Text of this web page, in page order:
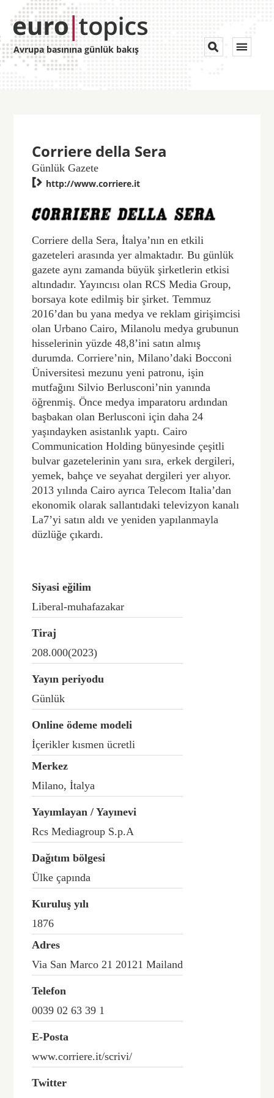
Avrupa basınına günlük bakış Toggle


Corriere della Sera
Günlük Gazete
 http://www.corriere.it
Corriere della Sera, İtalya’nın en etkili
gazeteleri arasında yer almaktadır. Bu günlük
gazete aynı zamanda büyük şirketlerin etkisi
altındadır. Yayıncısı olan RCS Media Group,
borsaya kote edilmiş bir şirket. Temmuz
2016’dan bu yana medya ve reklam girişimcisi
olan Urbano Cairo, Milanolu medya grubunun
hisselerinin yüzde 48,8’ini satın almış
durumda. Corriere’nin, Milano’daki Bocconi
Üniversitesi mezunu yeni patronu, işin
mutfağını Silvio Berlusconi’nin yanında
öğrenmiş. Önce medya imparatoru ardından
başbakan olan Berlusconi için daha 24
yaşındayken asistanlık yaptı. Cairo
Communication Holding bünyesinde çeşitli
bulvar gazetelerinin yanı sıra, erkek dergileri,
yemek, bahçe ve seyahat dergileri yer alıyor.
2013 yılında Cairo ayrıca Telecom Italia’dan
ekonomik olarak sallantıdaki televizyon kanalı
La7’yi satın aldı ve yeniden yapılanmayla
düzlüğe çıkardı.
Siyasi eğilim
Liberal-muhafazakar
Tiraj
208.000(2023)
Yayın periyodu
Günlük
Online ödeme modeli
İçerikler kısmen ücretli
Merkez
Milano, İtalya
Yayımlayan / Yayınevi
Rcs Mediagroup S.p.A
Dağıtım bölgesi
Ülke çapında
Kuruluş yılı
1876
Adres
Via San Marco 21 20121 Mailand
Telefon
0039 02 63 39 1
E-Posta
www.corriere.it/scrivi/
Twitter